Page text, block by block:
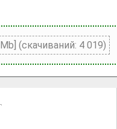
Mb] (cкачиваний: 4 019)